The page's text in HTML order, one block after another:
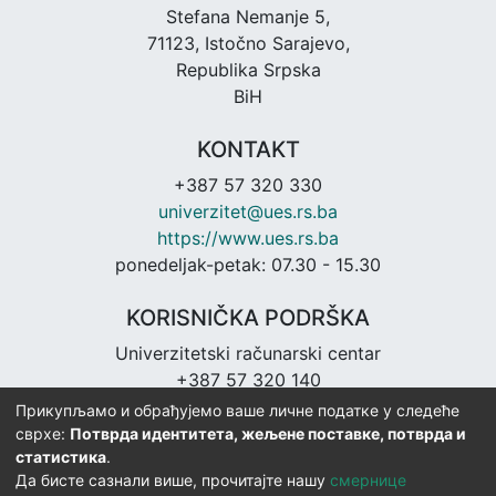
Stefana Nemanje 5,
71123, Istočno Sarajevo,
Republika Srpska
BiH
KONTAKT
+387 57 320 330
univerzitet@ues.rs.ba
https://www.ues.rs.ba
ponedeljak-petak: 07.30 - 15.30
KORISNIČKA PODRŠKA
Univerzitetski računarski centar
+387 57 320 140
urc@ues.rs.ba
https://urc.ues.rs.ba
Прикупљамо и обрађујемо ваше личне податке у следеће
сврхе: Потврда идентитета, жељене поставке, потврда и
статистика.
Да бисте сазнали више, прочитајте нашу смернице